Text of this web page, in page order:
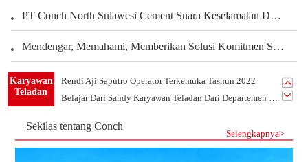
PT Conch North Sulawesi Cement Suara Keselamatan Dari Setiap Sudut Tambang Membangun Budaya Keselamatan Melalui Peran Seluruh Karyawan Departemen Tambang
Mendengar, Memahami, Memberikan Solusi Komitmen Semen Conch Mengutamakan Pelanggan
Karyawan
Teladan
PT.Conch South Kalimantan Cement yang Indah Rumahku
PT.CSKC Mendukung Pengembangan Bakat Menggambar Karyawan
Rendi Aji Saputro Operator Terkemuka Tashun 2022
Belajar Dari Sandy Karyawan Teladan Dari Departemen PLTU
Tim Mekanik-Tim Terkemuka Tahun 2021 PT.CSKC
Sekilas tentang Conch
Selengkapnya>